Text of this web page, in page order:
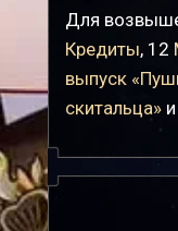
Для
Кредиты, 12
выпуск
скитальца»